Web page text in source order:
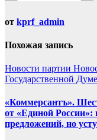
от kprf_admin
Похожая запись
Новости партии
Государственной Думе
«Коммерсантъ».
от «Единой
предложений, но